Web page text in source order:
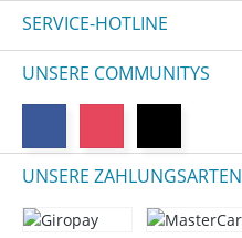
SERVICE-HOTLINE
UNSERE COMMUNITYS
UNSERE ZAHLUNGSARTEN